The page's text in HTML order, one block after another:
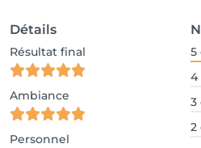
Détails
Résultat final
Ambiance
Personnel
5
4
3
2